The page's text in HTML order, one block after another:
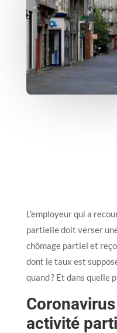
L’employeur qui a
partielle doit verser
chômage partiel et
dont le taux est
quand ? Et dans quelle
activité